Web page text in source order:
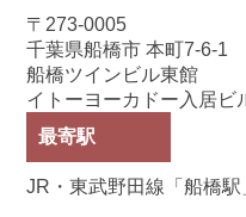
〒273-0005
千葉県船橋市 本町7-6-1
船橋ツインビル東館
イトーヨーカドー入居ビ
最寄駅
JR・東武野田線「船橋